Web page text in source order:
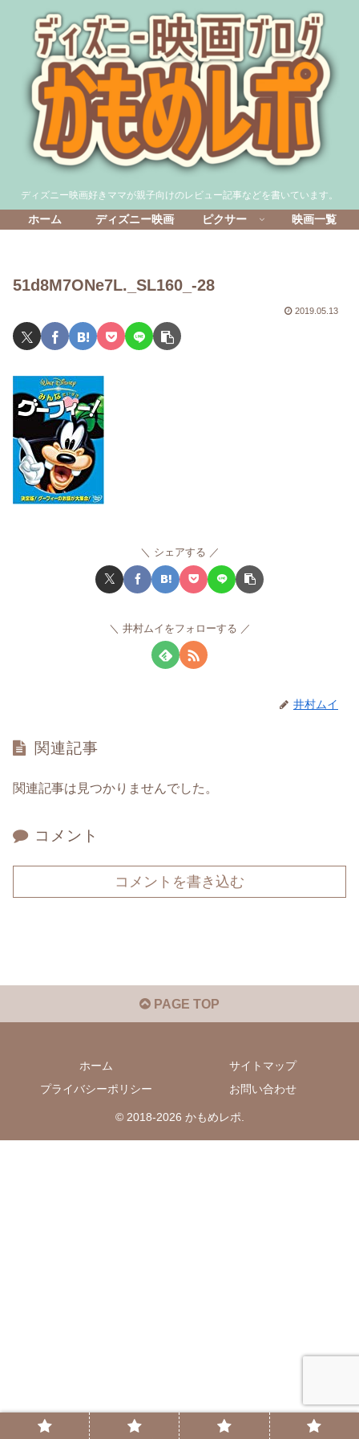
ディズニー映画好きママが親子向けのレビュー記事などを書いています。
ホーム ディズニー映画 ピクサー 映画一覧
51d8M7ONe7L._SL160_-28
2019.05.13
シェアする
井村ムイをフォローする
井村ムイ
関連記事
関連記事は見つかりませんでした。
コメント
コメントを書き込む
PAGE TOP
ホーム
サイトマップ
プライバシーポリシー
お問い合わせ
© 2018-2026 かもめレポ.